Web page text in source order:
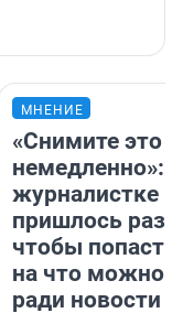
МНЕНИЕ
«Снимите это
немедленно»:
журналистке
пришлось
чтобы попасть
на что можно
ради новости